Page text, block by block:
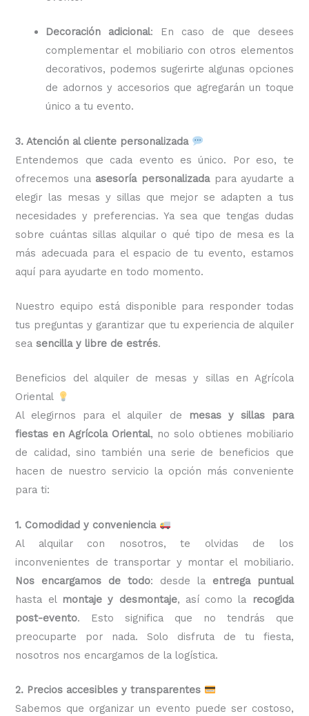
Decoración adicional: En caso de que desees
complementar el mobiliario con otros elementos
decorativos, podemos sugerirte algunas opciones
de adornos y accesorios que agregarán un toque
único a tu evento.
3. Atención al cliente personalizada
Entendemos que cada evento es único. Por eso, te
ofrecemos una asesoría personalizadapara ayudarte a
elegir las mesas y sillas que mejor se adapten a tus
necesidades y preferencias. Ya sea que tengas dudas
sobre cuántas sillas alquilar o qué tipo de mesa es la
más adecuada para el espacio de tu evento, estamos
aquí para ayudarte en todo momento.
Nuestro equipo está disponible para responder todas
tus preguntas y garantizar que tu experiencia de alquiler
seasencilla y libre de estrés.
Beneficios del alquiler de mesas y sillas en Agrícola
Oriental
Al elegirnos para el alquiler de
mesas y sillas para
fiestas en Agrícola Oriental, no solo obtienes mobiliario
de calidad, sino también una serie de beneficios que
hacen de nuestro servicio la opción más conveniente
para ti:
1. Comodidad y conveniencia
Al alquilar con nosotros, te olvidas de los
inconvenientes de transportar y montar el mobiliario.
Nos encargamos de todo: desde la entrega puntual
hasta el montaje y desmontaje, así como la
recogida
post-evento. Esto significa que no tendrás que
preocuparte por nada. Solo disfruta de tu fiesta,
nosotros nos encargamos de la logística.
2. Precios accesibles y transparentes
Sabemos que organizar un evento puede ser costoso,